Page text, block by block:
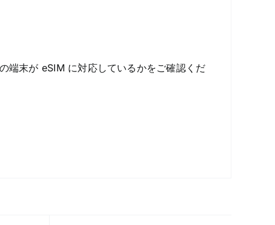
端末が eSIM に対応しているかをご確認くだ